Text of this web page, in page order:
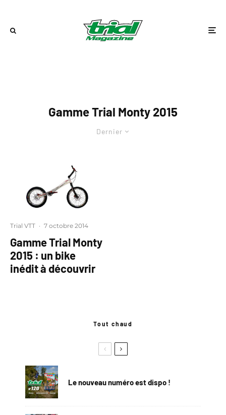
Gamme Trial Monty 2015
Dernier
Trial VTT · 7 octobre 2014
Gamme Trial Monty
2015 : un bike
inédit à découvrir
Tout chaud
Le nouveau numéro est dispo !